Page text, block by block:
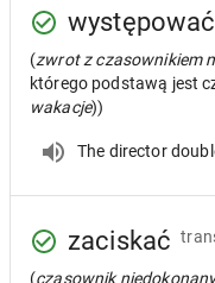
(zwrot z czasownikiem
którego podstawą jest
wakacje))
The director
zaciskać
(czasownik